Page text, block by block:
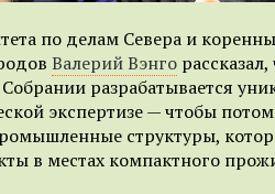
по делам Севера и
Валерий Вэнго рассказал,
разрабатывается
экспертизе — чтобы
структуры,
в местах компактного